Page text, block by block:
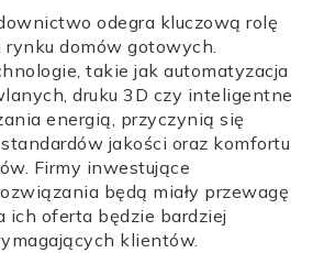
odegra kluczową rolę
rynku domów gotowych.
takie jak automatyzacja
druku 3D czy inteligentne
energią, przyczynią się
jakości oraz komfortu
Firmy inwestujące
będą miały przewagę
ich oferta będzie bardziej
klientów.